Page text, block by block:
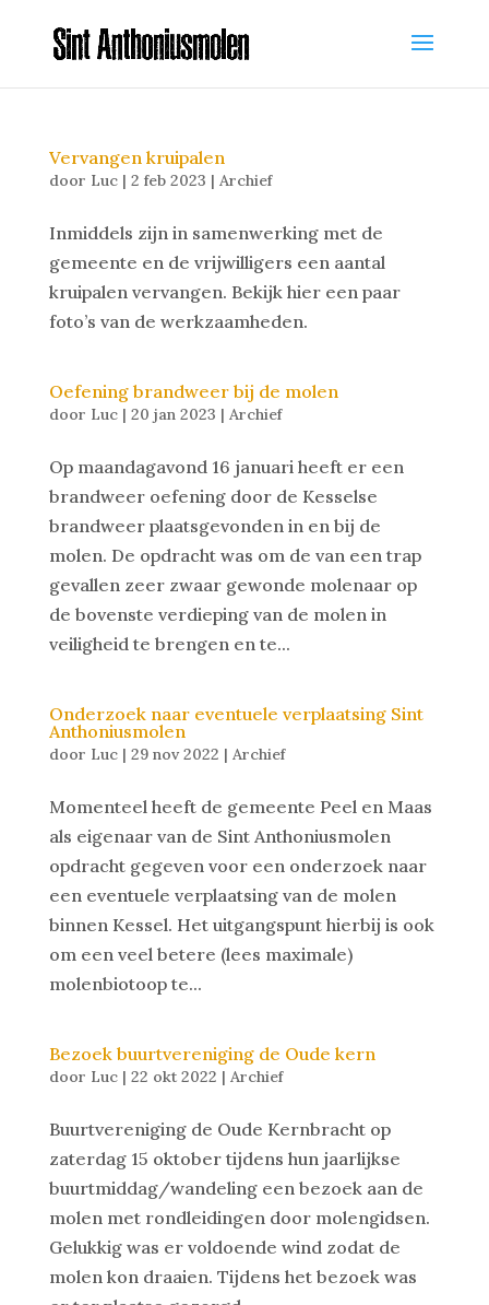
Vervangen kruipalen
door Luc| 2 feb 2023 | Archief
Inmiddels zijn in samenwerking met de
gemeente en de vrijwilligers een aantal
kruipalen vervangen. Bekijk hier een paar
foto’s van de werkzaamheden.
Oefening brandweer bij de molen
door Luc| 20 jan 2023 | Archief
Op maandagavond 16 januari heeft er een
brandweer oefening door de Kesselse
brandweer plaatsgevonden in en bij de
molen. De opdracht was om de van een trap
gevallen zeer zwaar gewonde molenaar op
de bovenste verdieping van de molen in
veiligheid te brengen en te...
Onderzoek naar eventuele verplaatsing Sint
Anthoniusmolen
door Luc| 29 nov 2022 | Archief
Momenteel heeft de gemeente Peel en Maas
als eigenaar van de Sint Anthoniusmolen
opdracht gegeven voor een onderzoek naar
een eventuele verplaatsing van de molen
binnen Kessel. Het uitgangspunt hierbij is ook
om een veel betere (lees maximale)
molenbiotoop te...
Bezoek buurtvereniging de Oude kern
door Luc| 22 okt 2022 | Archief
Buurtvereniging de Oude Kernbracht op
zaterdag 15 oktober tijdens hun jaarlijkse
buurtmiddag/wandeling een bezoek aan de
molen met rondleidingen door molengidsen.
Gelukkig was er voldoende wind zodat de
molen kon draaien. Tijdens het bezoek was